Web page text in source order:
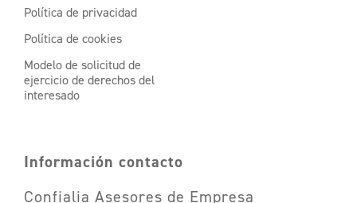
Política de privacidad
Política de cookies
Modelo de solicitud de
ejercicio de derechos del
interesado
Información contacto
Confialia Asesores de Empresa